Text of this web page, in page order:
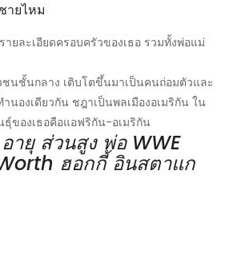
ายไหม
ยละเอียดครอบครัวของเธอ รวมทั้งพ่อแม่
นชั้นกลาง เติบโตขึ้นมาเป็นคนถ่อมตัวและ
นองเดียวกัน ชฎาเป็นพลเมืองอเมริกัน ใน
ของเธอคือแอฟริกัน-อเมริกัน
ายุ ส่วนสูง พ่อ WWE
ฮอกกี้ อินสตาแก